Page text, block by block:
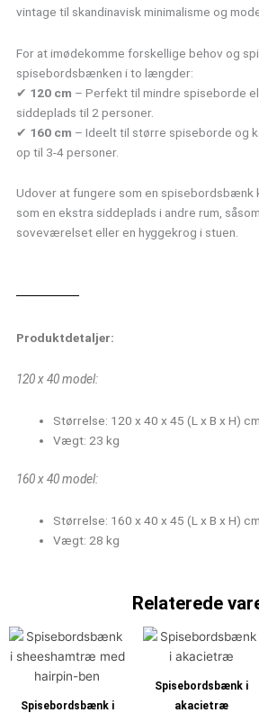
vintage til skandinavisk minimalisme og
For at imødekomme forskellige behov og
spisebordsbænken i to længder:
✔ 120 cm – Perfekt til mindre spiseborde
siddeplads til 2 personer.
✔ 160 cm – Ideelt til større spiseborde og
op til 3-4 personer.
Udover at fungere som en spisebordsbænk
som en ekstra siddeplads i andre rum,
soveværelset eller en hyggekrog i stuen.
Produktdetaljer:
120 x 40 model:
Størrelse: 120 x 40 x 45 (L x B x H) cm
Vægt: 23 kg
160 x 40 model:
Størrelse: 160 x 40 x 45 (L x B x H) cm
Vægt: 28 kg
Relaterede
Spisebordsbænk i
Prisinterval:
til
2.199,00 kr.
Dette
vare
Spisebordsbænk i
akacietræ
til